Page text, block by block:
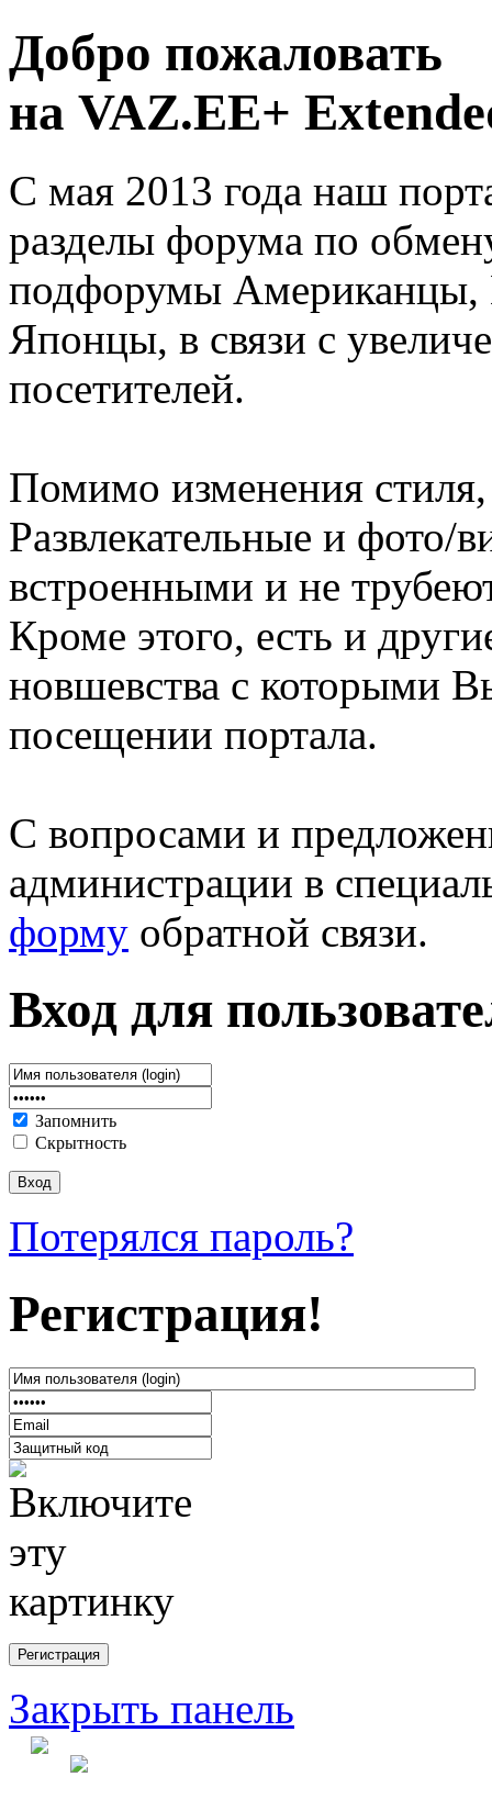
Добро пожаловать
на VAZ.EE+
С мая 2013 года наш
разделы форума по
подфорумы
Японцы, в связи с
посетителей.
Помимо изменения
Развлекательные и фото/
встроенными и не
Кроме этого, есть и
новшевства с которыми
посещении портала.
С вопросами и
администрации в
форму обратной связи.
Вход для
Запомнить
Скрытность
Потерялся пароль?
Регистрация!
Закрыть панель